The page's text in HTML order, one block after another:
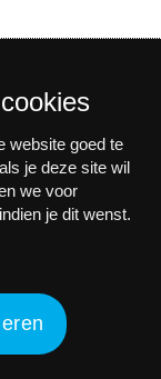
nieuws en
website goed te
je deze site wil
we voor
je dit wenst.